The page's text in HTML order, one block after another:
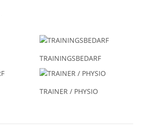
TRAININGSBEDARF
TRAINER / PHYSIO